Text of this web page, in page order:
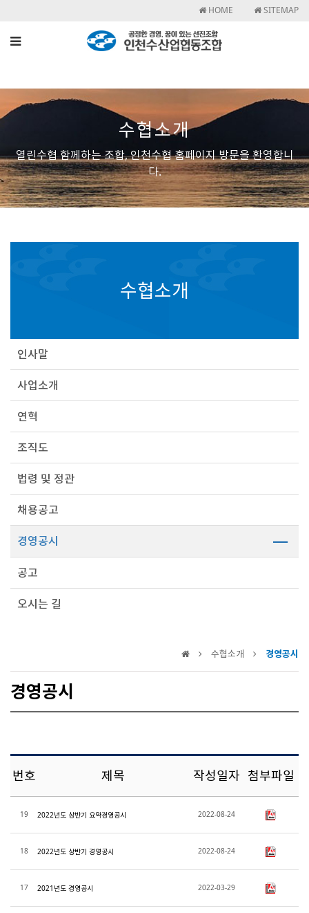
HOME SITEMAP
수협소개
열린수협 함께하는 조합, 인천수협 홈페이지 방문을 환영합니
다.
수협소개
인사말
사업소개
연혁
조직도
법령 및 정관
채용공고
경영공시
공고
오시는 길
수협소개 경영공시
경영공시
번호 제목 작성일자 첨부파일
19 2022년도 상반기 요약경영공시 2022-08-24
18 2022년도 상반기 경영공시 2022-08-24
17 2021년도 경영공시 2022-03-29